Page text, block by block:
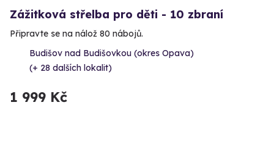
Zážitková střelba pro děti - 10 zbraní
Připravte se na nálož 80 nábojů.
Budišov nad Budišovkou (okres Opava)
(+ 28 dalších lokalit)
1 999 Kč